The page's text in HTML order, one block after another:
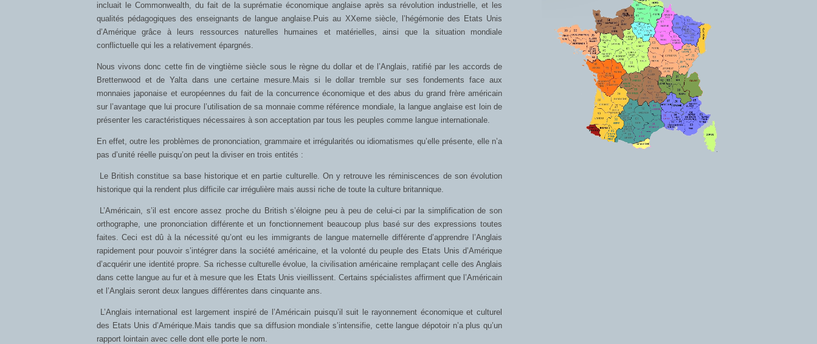
incluait le Commonwealth, du fait de la suprématie économique anglaise après sa révolution industrielle, et les
qualités pédagogiques des enseignants de langue anglaise.Puis au XXeme siècle, l’hégémonie des Etats Unis
d’Amérique grâce à leurs ressources naturelles humaines et matérielles, ainsi que la situation mondiale
conflictuelle qui les a relativement épargnés.
Nous vivons donc cette fin de vingtième siècle sous le règne du dollar et de l’Anglais, ratifié par les accords de
Brettenwood et de Yalta dans une certaine mesure.Mais si le dollar tremble sur ses fondements face aux
monnaies japonaise et européennes du fait de la concurrence économique et des abus du grand frère américain
sur l’avantage que lui procure l’utilisation de sa monnaie comme référence mondiale, la langue anglaise est loin de
présenter les caractéristiques nécessaires à son acceptation par tous les peuples comme langue internationale.
En effet, outre les problèmes de prononciation, grammaire et irrégularités ou idiomatismes qu’elle présente, elle n’a
pas d’unité réelle puisqu’on peut la diviser en trois entités :
Le British constitue sa base historique et en partie culturelle. On y retrouve les réminiscences de son évolution
historique qui la rendent plus difficile car irrégulière mais aussi riche de toute la culture britannique.
L’Américain, s’il est encore assez proche du British s’éloigne peu à peu de celui-ci par la simplification de son
orthographe, une prononciation différente et un fonctionnement beaucoup plus basé sur des expressions toutes
faites. Ceci est dû à la nécessité qu’ont eu les immigrants de langue maternelle différente d’apprendre l’Anglais
rapidement pour pouvoir s’intégrer dans la société américaine, et la volonté du peuple des Etats Unis d’Amérique
d’acquérir une identité propre. Sa richesse culturelle évolue, la civilisation américaine remplaçant celle des Anglais
dans cette langue au fur et à mesure que les Etats Unis vieillissent. Certains spécialistes affirment que l’Américain
et l’Anglais seront deux langues différentes dans cinquante ans.
L’Anglais international est largement inspiré de l’Américain puisqu’il suit le rayonnement économique et culturel
des Etats Unis d’Amérique.Mais tandis que sa diffusion mondiale s’intensifie, cette langue dépotoir n’a plus qu’un
rapport lointain avec celle dont elle porte le nom.